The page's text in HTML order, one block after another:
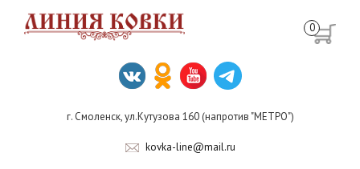
г. Смоленск, ул.Кутузова 160 (напротив "МЕТРО")
kovka-line@mail.ru
0